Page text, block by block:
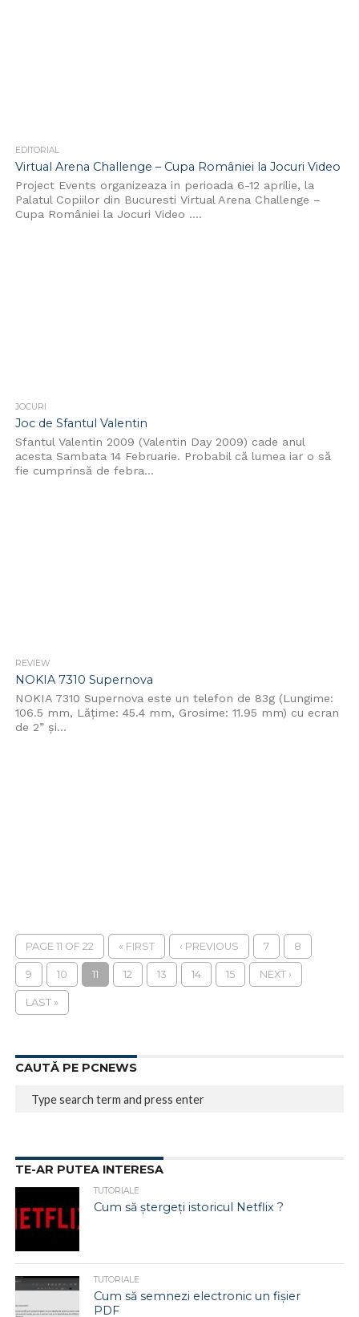
EDITORIAL
Virtual Arena Challenge – Cupa României la Jocuri Video
Project Events organizeaza in perioada 6-12 aprilie, la
Palatul Copiilor din Bucuresti Virtual Arena Challenge –
Cupa României la Jocuri Video ....
JOCURI
Joc de Sfantul Valentin
Sfantul Valentin 2009 (Valentin Day 2009) cade anul
acesta Sambata 14 Februarie. Probabil că lumea iar o să
fie cumprinsă de febra...
REVIEW
NOKIA 7310 Supernova
NOKIA 7310 Supernova este un telefon de 83g (Lungime:
106.5 mm, Lăţime: 45.4 mm, Grosime: 11.95 mm) cu ecran
de 2” şi...
PAGE 11 OF 22 « FIRST ‹ PREVIOUS 7 8
9 10 11 12 13 14 15 NEXT ›
LAST »
CAUTĂ PE PCNEWS
TE-AR PUTEA INTERESA
TUTORIALE
Cum să ștergeți istoricul Netflix ?
TUTORIALE
Cum să semnezi electronic un fișier
PDF